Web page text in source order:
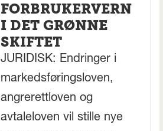
FORBRUKERVERN
I DET GRØNNE
SKIFTET
JURIDISK: Endringer i
markedsføringsloven,
angrerettloven og
avtaleloven vil stille nye